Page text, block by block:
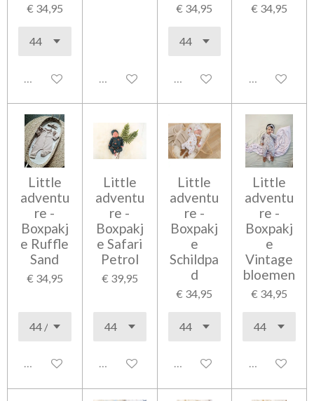
€ 34,95
Uitgeschakeld Uitgeschakeld
€ 34,95
Uitgeschakeld
€ 34,95
Little
adventu
re -
Boxpakj
e Ruffle
Sand
€ 34,95
Uitgeschakeld
Little
adventu
re -
Boxpakj
e Safari
Petrol
€ 39,95
Uitgeschakeld
Little
adventu
re -
Boxpakj
e
Schildpa
d
€ 34,95
Uitgeschakeld
Little
adventu
re -
Boxpakj
e
Vintage
bloemen
€ 34,95